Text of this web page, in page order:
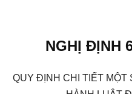
NGHỊ ĐỊNH
QUY ĐỊNH CHI TIẾT MỘT